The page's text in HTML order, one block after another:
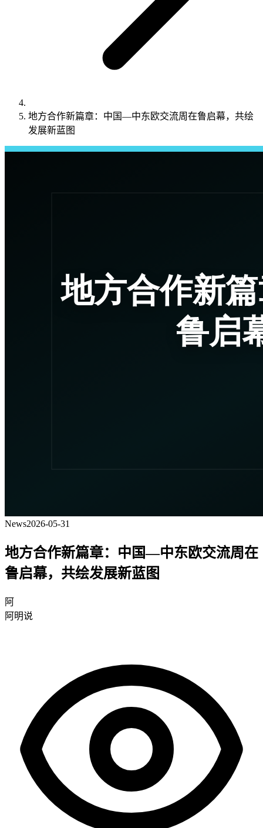
地方合作新篇章：中国—中东欧交流周在鲁启幕，共绘
发展新蓝图
News2026-05-31
地方合作新篇章：中国—中东欧交流周在
鲁启幕，共绘发展新蓝图
阿
阿明说